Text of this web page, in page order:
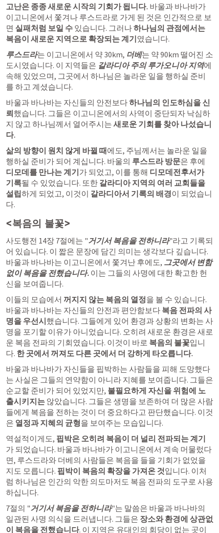
고난은 종종 새로운 시작의 기회가 됩니다. 바울과 바나바가
이고니온에서 쫓겨나 루스드라로 가게 된 것은 인간적으로 보
면 실패처럼 보일 수 있습니다. 그러나 하나님의 관점에서는
복음이 새로운 지역으로 확장되는 계기였습니다.
루스드라는 이고니온에서 약 30km, 더베는 약 90km 떨어진 소
도시였습니다. 이 지역들은 갈라디아 주의 루가오니아 지역에
속해 있었으며, 그곳에서 하나님은 놀라운 일을 행하실 준비
를 하고 계셨습니다.
바울과 바나바는 자신들의 안전보다 하나님의 인도하심을 신
뢰했습니다. 그들은 이고니온에서의 사역이 중단되자 낙심하
지 않고 하나님께서 열어주시는 새로운 기회를 찾아 나섰습니
다.
삶의 방향이 원치 않게 바뀔 때에도, 주님께서는 놀라운 일을
행하실 준비가 되어 계십니다. 바울의 루스드라 방문
디모데를 만나는 계기가 되었고, 이를 통해 디모데전후서가
기록될 수 있었습니다. 또한 갈라디아 지역의 여러 교회들을
설립하게 되었고, 이것이 갈라디아서 기록의 배경이 되었습니
다.
<복음의 불꽃>
사도행전 14장 7절에는 "거기서 복음을 전하니라"라고 기록되
어 있습니다. 이 짧은 문장에 담긴 의미는 생각보다 깊습니다.
바울과 바나바는 이고니온에서 쫓겨난 후에도, 그곳에서 변함
없이 복음을 전했습니다. 이는 그들의 사명에 대한 확고한 헌
신을 보여줍니다.
이들의 모습에서 꺼지지 않는 복음의 열정을 볼 수 있습니다.
바울과 바나바는 자신들의 안전과 편안함보다 복음 전파의 사
명을 우선시했습니다. 그들에게 있어 환경과 상황의 변화는 사
명을 포기할 이유가 아니었습니다. 오히려 새로운 환경은 새로
운 복음 전파의 기회였습니다. 이것이 바로 복음의 불꽃입니
다. 한 곳에서 꺼져도 다른 곳에서 더 강하게 타오릅니다.
바울과 바나바가 자신들을 핍박하는 사람들을 피해 도망했다
는 사실은 그들의 연약함이 아니라 지혜를 보여줍니다. 그들은
순교할 준비가 되어 있었지만, 불필요하게 자신을 위험에 노
출시키지는 않았습니다. 그들은 생명을 보존하여 더 많은 사람
들에게 복음을 전하는 것이 더 중요하다고 판단했습니다. 이것
은 열정과 지혜의 균형을 보여주는 모습입니다.
역설적이게도, 핍박은 오히려 복음이 더 널리 전파되는 계기
가 되었습니다. 바울과 바나바가 이고니온에서 계속 머물렀다
면, 루스드라와 더베의 사람들은 복음을 들을 기회가 없었을
지도 모릅니다. 핍박이 복음의 확장을 가져온 것입니다. 이처
럼 하나님은 인간의 악한 의도마저도 복음 전파의 도구로 사용
하십니다.
7절의 "거기서 복음을 전하니라"는 말씀은 바울과 바나바의
일관된 사명 의식을 드러냅니다. 그들은 장소와 환경에 상관없
이 복음을 전했습니다. 이 지역은 유대인의 회당이 없는 곳이